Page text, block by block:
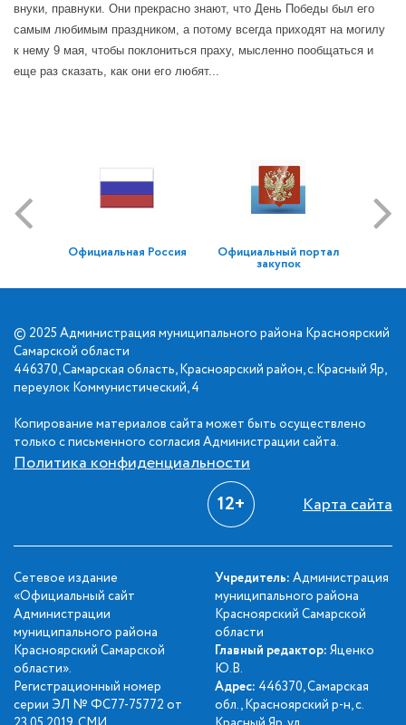
внуки, правнуки. Они прекрасно знают, что День Победы был его
самым любимым праздником, а потому всегда приходят на могилу
к нему 9 мая, чтобы поклониться праху, мысленно пообщаться и
еще раз сказать, как они его любят...
Официальная Россия Официальный портал
закупок
© 2025 Администрация муниципального района Красноярский
Самарской области
446370, Самарская область, Красноярский район, с.Красный Яр,
переулок Коммунистический, 4
Копирование материалов сайта может быть осуществлено
только с письменного согласия Администрации сайта.
Политика конфиденциальности
12+ Карта сайта
Сетевое издание
«Официальный сайт
Администрации
муниципального района
Красноярский Самарской
области».
Регистрационный номер
серии ЭЛ № ФС77-75772 от
Учредитель: Администрация
муниципального района
Красноярский Самарской
области
Главный редактор: Яценко
Ю.В.
Адрес: 446370, Самарская
обл., Красноярский р-н, с.